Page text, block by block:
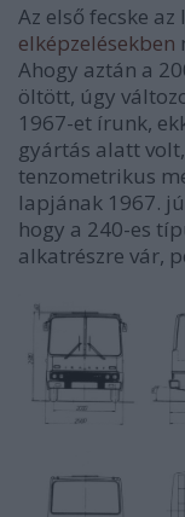
Az első fecske
elképzelésekben
Ahogy aztán a
öltött, úgy
1967-et írunk,
gyártás alatt
tenzometrikus
lapjának 1967.
hogy a 240-es
alkatrészre vár,